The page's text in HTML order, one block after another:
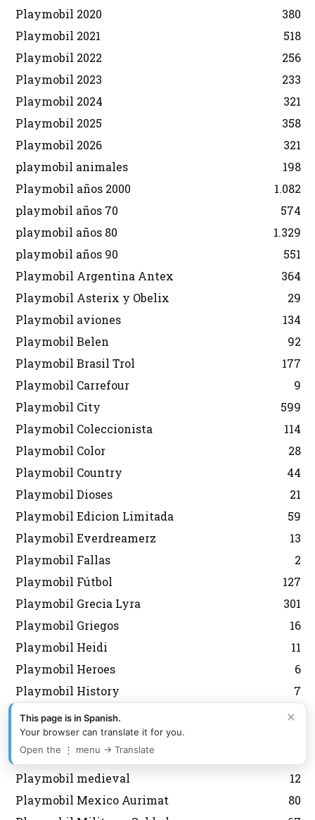
Playmobil 2020
380
Playmobil 2021
518
Playmobil 2022
256
Playmobil 2023
233
Playmobil 2024
321
Playmobil 2025
358
Playmobil 2026
321
playmobil animales
198
Playmobil años 2000
1.082
playmobil años 70
574
playmobil años 80
1.329
playmobil años 90
551
Playmobil Argentina Antex
364
Playmobil Asterix y Obelix
29
Playmobil aviones
134
Playmobil Belen
92
Playmobil Brasil Trol
177
Playmobil Carrefour
9
Playmobil City
599
Playmobil Coleccionista
114
Playmobil Color
28
Playmobil Country
44
Playmobil Dioses
21
Playmobil Edicion Limitada
59
Playmobil Everdreamerz
13
Playmobil Fallas
2
Playmobil Fútbol
127
Playmobil Grecia Lyra
301
Playmobil Griegos
16
Playmobil Heidi
11
Playmobil Heroes
6
Playmobil History
7
Playmobil Japon
Playmobil Korea
Playmobil Magic
Playmobil medieval
12
Playmobil Mexico Aurimat
80
×
This page is in Spanish.
Your browser can translate it for you.
Open the ⋮ menu → Translate